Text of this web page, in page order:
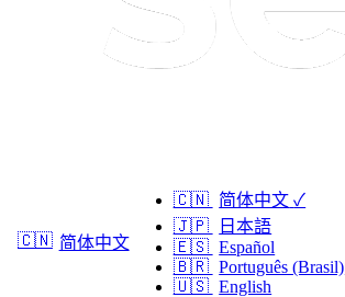
🇨🇳 简体中文
🇨🇳 简体中文 ✓
🇯🇵
日本語
🇪🇸 Español
🇧🇷 Português (Brasil)
🇺🇸 English